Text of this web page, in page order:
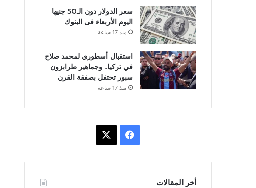
سعر الدولار دون الـ50 جنيها
اليوم الأربعاء فى البنوك
منذ 17 ساعة
استقبال أسطوري لمحمد صلاح
في تركيا.. وجماهير طرابزون
سبور تحتفل بصفقة القرن
منذ 17 ساعة
أخر المقالات